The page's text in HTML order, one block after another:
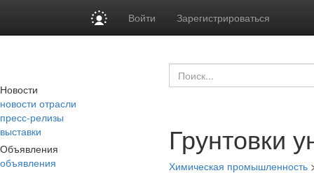
Войти Зарегистрироваться
Новости
новости отрасли
пресс-релизы
выставки
Объявления
объявления
Грунтовки
Химическая промышленность